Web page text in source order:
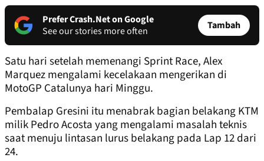
Prefer Crash.Net on Google
See our stories more often
Tambah
Satu hari setelah memenangi Sprint Race, Alex
Marquez mengalami kecelakaan mengerikan di
MotoGP Catalunya hari Minggu.
Pembalap Gresini itu menabrak bagian belakang KTM
milik Pedro Acosta yang mengalami masalah teknis
saat menuju lintasan lurus belakang pada Lap 12 dari
24.